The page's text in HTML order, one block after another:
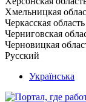
Хмельницкая
Черкасская область
Черниговская
Черновицкая
Русский
Українська